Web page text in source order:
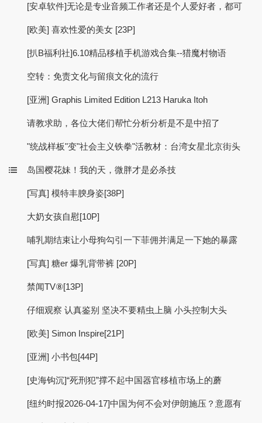
[安卓软件]无论是专业音频工作者还是个人爱好者，都可
[欧美] 喜欢性爱的美女 [23P]
[扒B福利社]6.10精品移植手机游戏合集--猎魔村物语
空转：免责文化与留痕文化的流行
[亚洲] Graphis Limited Edition L213 Haruka Itoh
请教求助，各位大佬们帮忙分析分析是不是中招了
"统战样板"变"社会主义铁拳"活教材：台湾女星北京街头
岛国樱花妹！我的天，微胖才是必杀技
[写真] 模特丰腴身姿[38P]
大奶女孩自慰[10P]
哺乳期结束让小母狗勾引一下菲佣并满足一下她的暴露
[写真] 糖er 爆乳背带裤 [20P]
禁闻TV⑧[13P]
仔细观察 认真鉴别 坚决不要精虫上脑 小头控制大头
[欧美] Simon Inspire[21P]
[亚洲] 小书包[44P]
[史海钩沉]“死刑犯”撑不起中国器官移植市场上的蘑
[纽约时报2026-04-17]中国为何不会对伊朗施压？意愿有